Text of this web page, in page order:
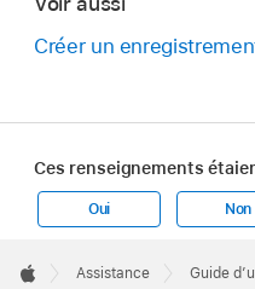
Créer un
Ces renseignements
Oui Non
Footer

Assistance Guide